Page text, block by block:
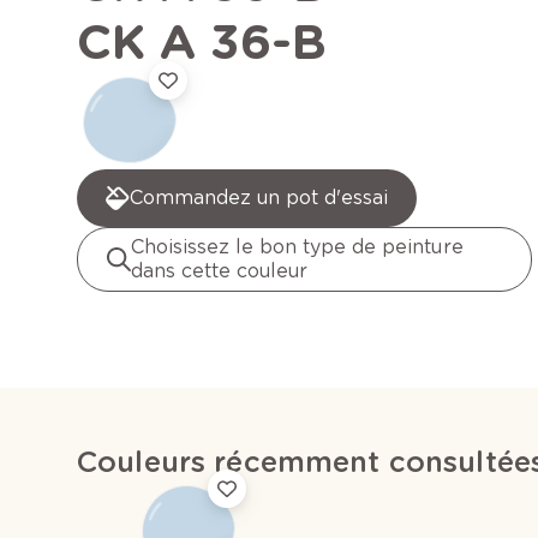
CK A 36-B
Commandez un pot d'essai
Choisissez le bon type de peinture
dans cette couleur
Couleurs récemment